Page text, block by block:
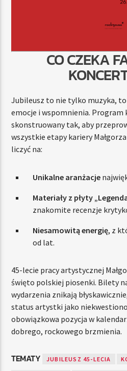
CO CZEKA
Jubileusz to nie tylko muzyka,
emocje i wspomnienia. Program
skonstruowany tak, aby
wszystkie etapy kariery
liczyć na:
Unikalne aranżacje
Materiały z płyty
znakomite recenzje
Niesamowitą energię, z
od lat.
45-lecie pracy artystycznej
święto polskiej piosenki. Bilety
wydarzenia znikają
status artystki jako
obowiązkowa pozycja w
dobrego, rockowego brzmienia.
TEMATY JUBILEUSZ 45-LECIA